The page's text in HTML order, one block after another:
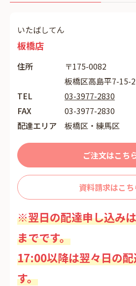
いたばしてん
板橋店
住所
〒175-0082
板橋区高島平7-15-2
TEL
03-3977-2830
FAX
03-3977-2830
配達エリア
板橋区・練馬区
ご注文はこち
資料請求はこち
※翌日の配達申し込み
までです。
17:00以降は翌々日の
す。